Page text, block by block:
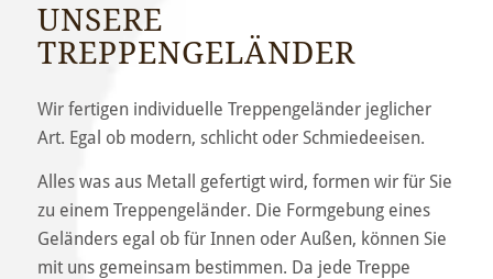
UNSERE
TREPPENGELÄNDER
Wir fertigen individuelle Treppengeländer jeglicher
Art. Egal ob modern, schlicht oder Schmiedeeisen.
Alles was aus Metall gefertigt wird, formen wir für Sie
zu einem Treppengeländer. Die Formgebung eines
Geländers egal ob für Innen oder Außen, können Sie
mit uns gemeinsam bestimmen. Da jede Treppe